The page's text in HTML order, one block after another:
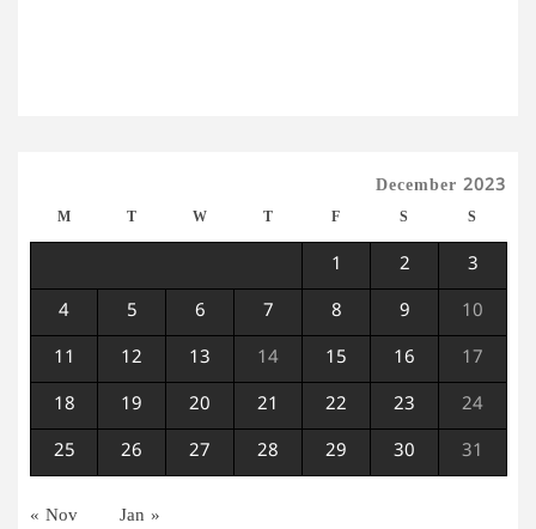
December 2023
M T W T F S S
1 2 3
4 5 6 7 8 9 10
11 12 13 14 15 16 17
18 19 20 21 22 23 24
25 26 27 28 29 30 31
« Nov Jan »